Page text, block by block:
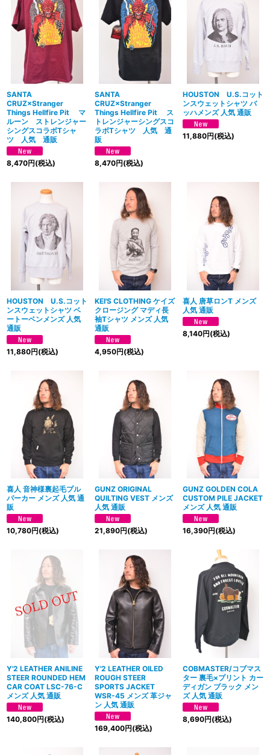
SANTA
CRUZ×Stranger
Things Hellfire Pit マ
ルーン ストレンジャー
シングスコラボTシャ
ツ 人気 通販
8,470円(税込)
SANTA
CRUZ×Stranger
Things Hellfire Pit ス
トレンジャーシングスコ
ラボTシャツ 人気 通
販
8,470円(税込)
HOUSTON U.S.コット
ンスウェットシャツ バ
ッハメンズ 人気 通販
11,880円(税込)
HOUSTON U.S.コット
ンスウェットシャツ ベ
ートーベンメンズ 人気
通販
11,880円(税込)
KEI'S CLOTHING ケイズ
クロージング マディ長
袖Tシャツ メンズ 人気
通販
4,950円(税込)
喜人 唐草ロンT メンズ
人気 通販
8,140円(税込)
喜人 音神様裏起毛プル
パーカー メンズ 人気 通
販
10,780円(税込)
GUNZ ORIGINAL
QUILTING VEST メンズ
人気 通販
21,890円(税込)
GUNZ GOLDEN COLA
CUSTOM PILE JACKET
メンズ 人気 通販
16,390円(税込)
Y'2 LEATHER ANILINE
STEER ROUNDED HEM
CAR COAT LSC-76-C
メンズ 人気 通販
140,800円(税込)
Y'2 LEATHER OILED
ROUGH STEER
SPORTS JACKET
WSR-45 メンズ 革ジャ
ン 人気 通販
169,400円(税込)
COBMASTER/コブマス
ター 裏毛×プリント カー
ディガン ブラック メン
ズ 人気 通販
8,690円(税込)